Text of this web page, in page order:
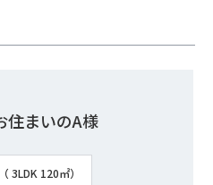
住まいのA様
3LDK 120㎡）